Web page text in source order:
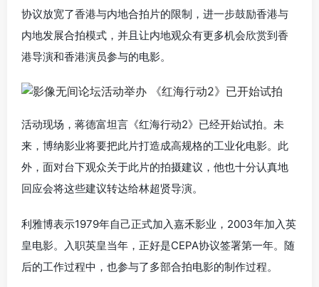
协议放宽了香港与内地合拍片的限制，进一步鼓励香港与
内地发展合拍模式，并且让内地观众有更多机会欣赏到香
港导演和香港演员参与的电影。
活动现场，蒋德富坦言《红海行动2》已经开始试拍。未
来，博纳影业将要把此片打造成高规格的工业化电影。此
外，面对台下观众关于此片的拍摄建议，他也十分认真地
回应会将这些建议转达给林超贤导演。
利雅博表示1979年自己正式加入嘉禾影业，2003年加入英
皇电影。入职英皇当年，正好是CEPA协议签署第一年。随
后的工作过程中，也参与了多部合拍电影的制作过程。